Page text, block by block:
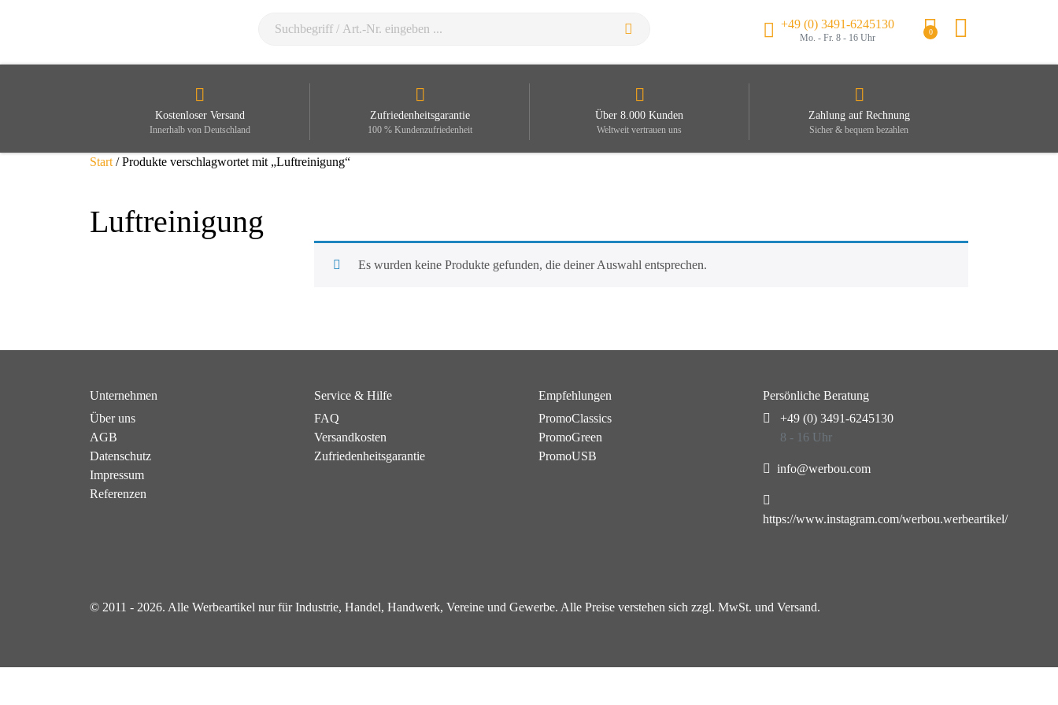
+49 (0) 3491-6245130
Mo. - Fr. 8 - 16 Uhr
0
Kostenloser Versand
Innerhalb von Deutschland
Zufriedenheitsgarantie
100 % Kundenzufriedenheit
Über 8.000 Kunden
Weltweit vertrauen uns
Zahlung auf Rechnung
Sicher & bequem bezahlen
Start / Produkte verschlagwortet mit „Luftreinigung“
Luftreinigung
Es wurden keine Produkte gefunden, die deiner Auswahl entsprechen.
Unternehmen
Über uns
AGB
Datenschutz
Impressum
Referenzen
Service & Hilfe
FAQ
Versandkosten
Zufriedenheitsgarantie
Empfehlungen
PromoClassics
PromoGreen
PromoUSB
Persönliche Beratung
+49 (0) 3491-6245130
8 - 16 Uhr
info@werbou.com
https://www.instagram.com/werbou.werbeartikel/
© 2011 - 2026. Alle Werbeartikel nur für Industrie, Handel, Handwerk, Vereine und Gewerbe. Alle Preise verstehen sich zzgl. MwSt. und Versand.